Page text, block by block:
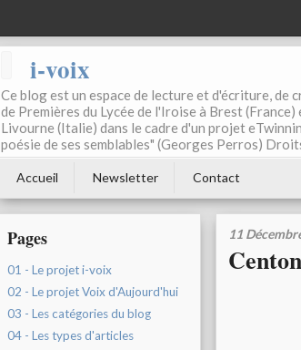
i-voix
Ce blog est un espace de lecture et d'écriture,
de Premières du Lycée de l'Iroise à Brest
Livourne (Italie) dans le cadre d'un projet
poésie de ses semblables" (Georges Perros)
Accueil Newsletter Contact
Pages
01 - Le projet i-voix
02 - Le projet Voix d'Aujourd'hui
03 - Les catégories du blog
04 - Les types d'articles
11